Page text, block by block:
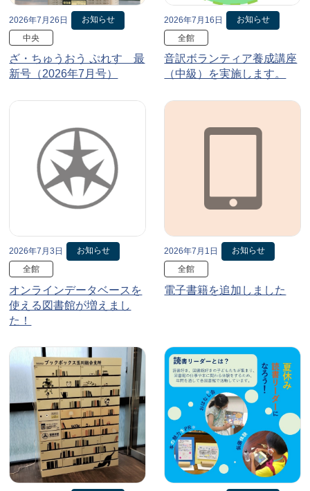
2026年7月26日
お知らせ
中央
ざ・ちゅうおう ぷれす 最
新号（2026年7月号）
2026年7月16日
お知らせ
全館
音訳ボランティア養成講座
（中級）を実施します。
2026年7月3日
お知らせ
全館
オンラインデータベースを
使える図書館が増えまし
た！
2026年7月1日
お知らせ
全館
電子書籍を追加しました